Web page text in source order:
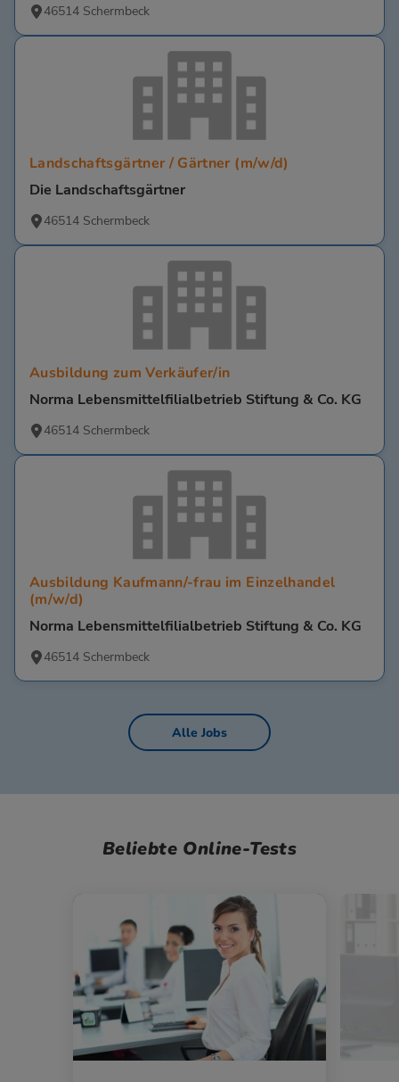
46514 Schermbeck
Landschaftsgärtner / Gärtner (m/w/d)
Die Landschaftsgärtner
46514 Schermbeck
Ausbildung zum Verkäufer/in
Norma Lebensmittelfilialbetrieb Stiftung & Co. KG
46514 Schermbeck
Ausbildung Kaufmann/-frau im Einzelhandel
(m/w/d)
Norma Lebensmittelfilialbetrieb Stiftung & Co. KG
46514 Schermbeck
Alle Jobs
Beliebte Online-Tests